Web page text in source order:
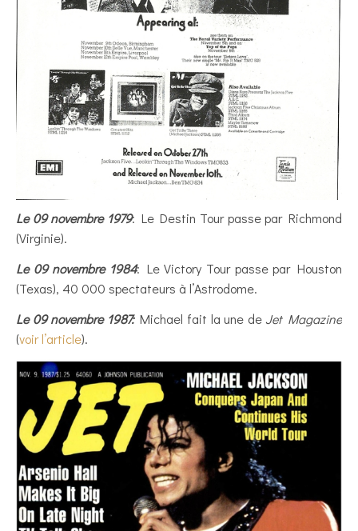
Le 09 novembre 1979: Le Destin Tour passe par Richmond
(Virginie).
Le 09 novembre 1984: Le Victory Tour passe par Houston
(Texas), 40 000 spectateurs à l’Astrodome.
Le 09 novembre 1987:Michael fait la une deJet Magazine
(voir l’article).